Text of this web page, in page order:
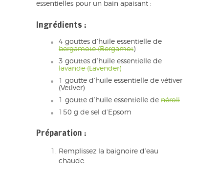
essentielles pour un bain apaisant :
Ingrédients :
4 gouttes d’huile essentielle de
bergamote (Bergamot)
3 gouttes d’huile essentielle de
lavande (Lavender)
1 goutte d’huile essentielle de vétiver
(Vetiver)
1 goutte d’huile essentielle de néroli
150 g de sel d’Epsom
Préparation :
Remplissez la baignoire d’eau
chaude.